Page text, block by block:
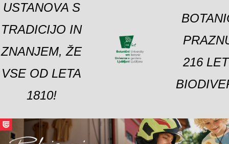
USTANOVA S
TRADICIJO IN
ZNANJEM, ŽE
VSE OD LETA
1810!
216